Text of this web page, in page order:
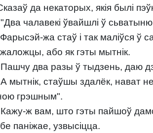
да некаторых, якія былі
"Два чалавекі ўвайшлі ў
Фарысэй-жа стаў і так маліўся ў
або як гэты мытнік.
Пашчу два разы ў тыдзень, даю
А мытнік, стаўшы здалёк, нават
грэшным".
Кажу-ж вам, што гэты пайшоў
паніжае, узвысіцца.